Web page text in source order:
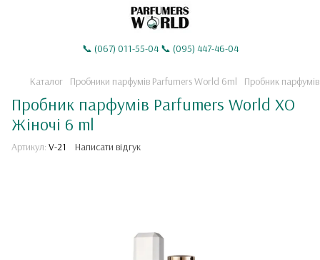
📞 (067) 011-55-04 📞 (095) 447-46-04
Каталог Пробники парфумiв Parfumers World 6ml Пробник
Пробник парфумів Parfumers World XO
Жіночі 6 ml
Артикул: V-21 Написати відгук